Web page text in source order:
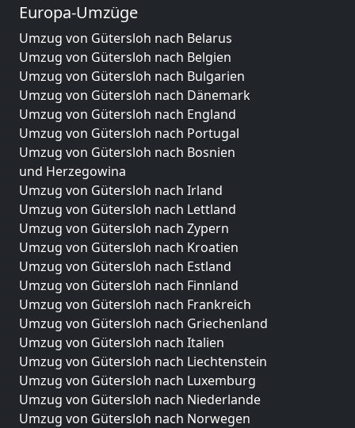
Europa-Umzüge
Umzug von Gütersloh nach Belarus
Umzug von Gütersloh nach Belgien
Umzug von Gütersloh nach Bulgarien
Umzug von Gütersloh nach Dänemark
Umzug von Gütersloh nach England
Umzug von Gütersloh nach Portugal
Umzug von Gütersloh nach Bosnien
und Herzegowina
Umzug von Gütersloh nach Irland
Umzug von Gütersloh nach Lettland
Umzug von Gütersloh nach Zypern
Umzug von Gütersloh nach Kroatien
Umzug von Gütersloh nach Estland
Umzug von Gütersloh nach Finnland
Umzug von Gütersloh nach Frankreich
Umzug von Gütersloh nach Griechenland
Umzug von Gütersloh nach Italien
Umzug von Gütersloh nach Liechtenstein
Umzug von Gütersloh nach Luxemburg
Umzug von Gütersloh nach Niederlande
Umzug von Gütersloh nach Norwegen